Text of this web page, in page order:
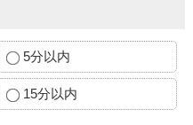
5分以内
15分以内